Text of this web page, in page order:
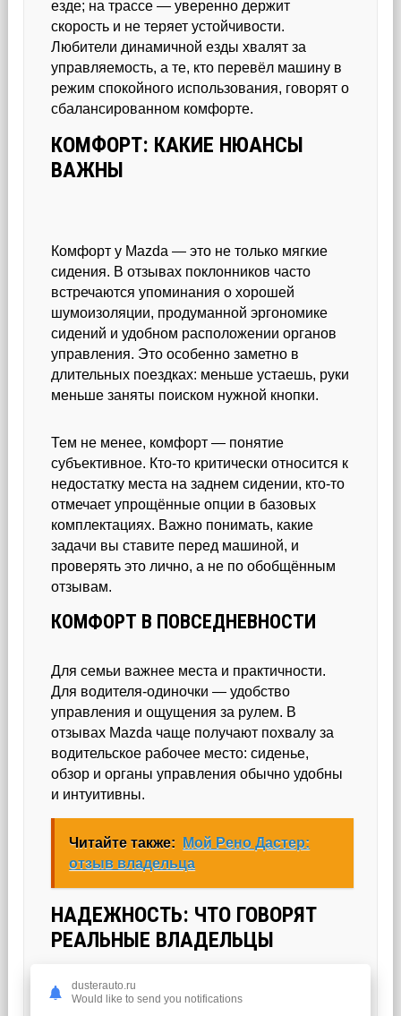
езде; на трассе — уверенно держит
скорость и не теряет устойчивости.
Любители динамичной езды хвалят за
управляемость, а те, кто перевёл машину в
режим спокойного использования, говорят о
сбалансированном комфорте.
КОМФОРТ: КАКИЕ НЮАНСЫ
ВАЖНЫ
Комфорт у Mazda — это не только мягкие
сидения. В отзывах поклонников часто
встречаются упоминания о хорошей
шумоизоляции, продуманной эргономике
сидений и удобном расположении органов
управления. Это особенно заметно в
длительных поездках: меньше устаешь, руки
меньше заняты поиском нужной кнопки.
Тем не менее, комфорт — понятие
субъективное. Кто-то критически относится к
недостатку места на заднем сидении, кто-то
отмечает упрощённые опции в базовых
комплектациях. Важно понимать, какие
задачи вы ставите перед машиной, и
проверять это лично, а не по обобщённым
отзывам.
КОМФОРТ В ПОВСЕДНЕВНОСТИ
Для семьи важнее места и практичности.
Для водителя-одиночки — удобство
управления и ощущения за рулем. В
отзывах Mazda чаще получают похвалу за
водительское рабочее место: сиденье,
обзор и органы управления обычно удобны
и интуитивны.
Читайте также:
Мой Рено Дастер:
отзыв владельца
НАДЕЖНОСТЬ: ЧТО ГОВОРЯТ
РЕАЛЬНЫЕ ВЛАДЕЛЬЦЫ
Разговор о надежности всегда деликатный:
dusterauto.ru
Would like to send you notifications